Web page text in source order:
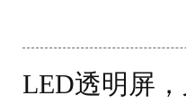
LED透明屏